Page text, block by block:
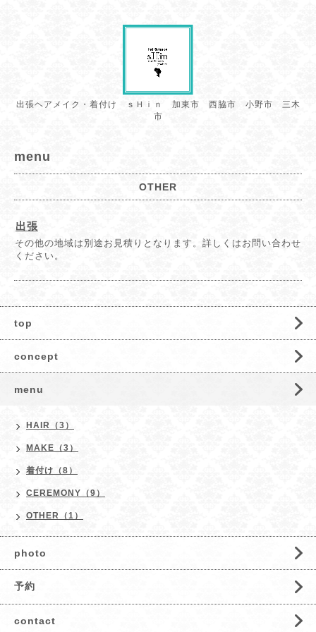
出張ヘアメイク・着付け ｓＨｉｎ 加東市 西脇市 小野市 三木
市
menu
OTHER
出張
その他の地域は別途お見積りとなります。詳しくはお問い合わせ
ください。
top
concept
menu
HAIR（3）
MAKE（3）
着付け（8）
CEREMONY（9）
OTHER（1）
photo
予約
contact